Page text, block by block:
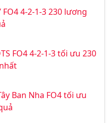
FO4 4-2-1-3 230 lương
FO4 4-2-1-3 tối ưu 230
Ban Nha FO4 tối ưu